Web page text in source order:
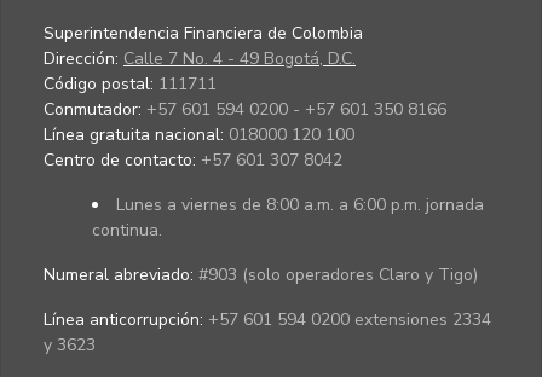
Superintendencia Financiera de Colombia
Dirección: Calle 7 No. 4 - 49 Bogotá, D.C.
Código postal: 111711
Conmutador: +57 601 594 0200 - +57 601 350 8166
Línea gratuita nacional: 018000 120 100
Centro de contacto: +57 601 307 8042
Lunes a viernes de 8:00 a.m. a 6:00 p.m. jornada
continua.
Numeral abreviado: #903 (solo operadores Claro y Tigo)
Línea anticorrupción: +57 601 594 0200 extensiones 2334
y 3623